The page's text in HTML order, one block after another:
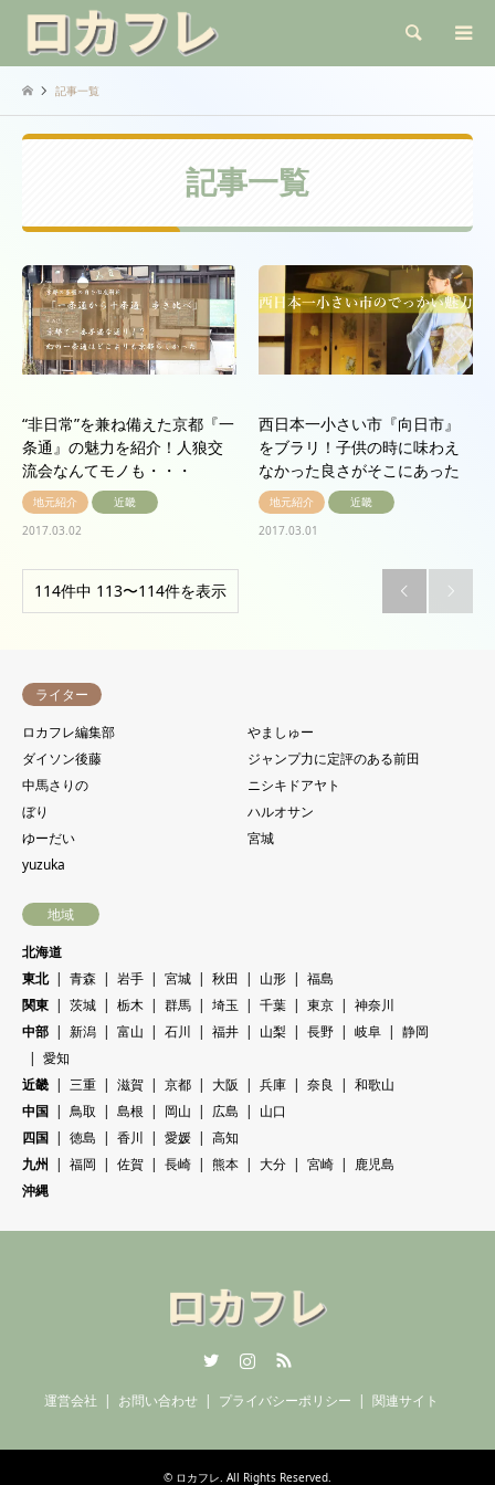
検索
記事一覧
記事一覧
“非日常”を兼ね備えた京都『一
条通』の魅力を紹介！人狼交
流会なんてモノも・・・
地元紹介
近畿
2017.03.02
西日本一小さい市『向日市』
をブラリ！子供の時に味わえ
なかった良さがそこにあった
地元紹介
近畿
2017.03.01
114件中 113〜114件を表示  
ライター
ロカフレ編集部
やましゅー
ダイソン後藤
ジャンプ力に定評のある前田
中馬さりの
ニシキドアヤト
ぼり
ハルオサン
ゆーだい
宮城
yuzuka
地域
北海道
東北
青森 岩手 宮城 秋田 山形
福島
関東
茨城 栃木 群馬 埼玉 千葉 東京
神奈川
中部
新潟 富山 石川 福井 山梨 長野 岐阜
静岡
愛知
近畿
三重 滋賀 京都 大阪 兵庫 奈良
和歌山
中国
鳥取 島根 岡山 広島
山口
四国
徳島 香川 愛媛
高知
九州
福岡 佐賀 長崎 熊本 大分 宮崎
鹿児島
沖縄
運営会社 お問い合わせ プライバシーポリシー 関連サイト
© ロカフレ . All Rights Reserved.